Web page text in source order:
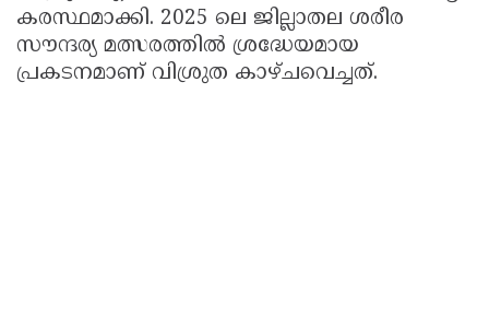
കരസ്ഥമാക്കി. 2025 ലെ ജില്ലാതല ശരീര
സൗന്ദര്യ മത്സരത്തിൽ ശ്രദ്ധേയമായ
പ്രകടനമാണ് വിശ്രുത കാഴ്ചവെച്ചത്.